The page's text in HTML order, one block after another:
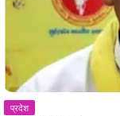
प्रदेश